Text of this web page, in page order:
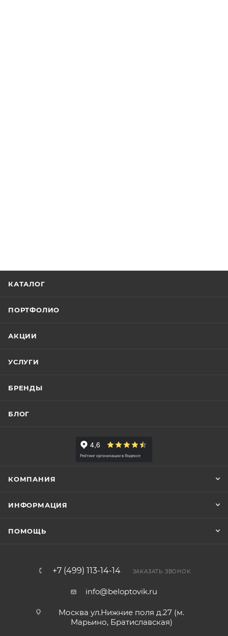
КАТАЛОГ
ПОРТФОЛИО
АКЦИИ
УСЛУГИ
БРЕНДЫ
БЛОГ
КОМПАНИЯ
ИНФОРМАЦИЯ
ПОМОЩЬ
+7 (499) 113-14-14 ЗАКАЗАТЬ ЗВОНОК
info@beloptovik.ru
Москва ул.Нижние поля д.27 (м.
Марьино, Братиславская)